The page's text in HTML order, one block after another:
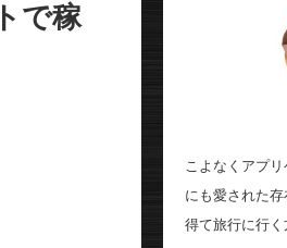
で稼
こよなくアプ
にも愛された
得て旅行に行